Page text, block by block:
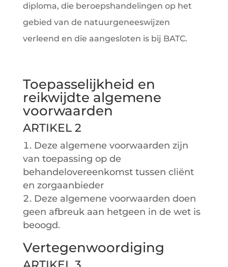
diploma, die beroepshandelingen op het
gebied van de natuurgeneeswijzen
verleend en die aangesloten is bij BATC.
Toepasselijkheid en
reikwijdte algemene
voorwaarden
ARTIKEL 2
Deze algemene voorwaarden zijn
van toepassing op de
behandelovereenkomst tussen cliënt
en zorgaanbieder
Deze algemene voorwaarden doen
geen afbreuk aan hetgeen in de wet is
beoogd.
Vertegenwoordiging